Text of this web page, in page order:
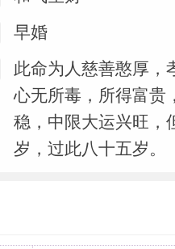
早婚
此命为人慈善憨厚，
心无所毒，所得富贵
稳，中限大运兴旺，
岁，过此八十五岁。